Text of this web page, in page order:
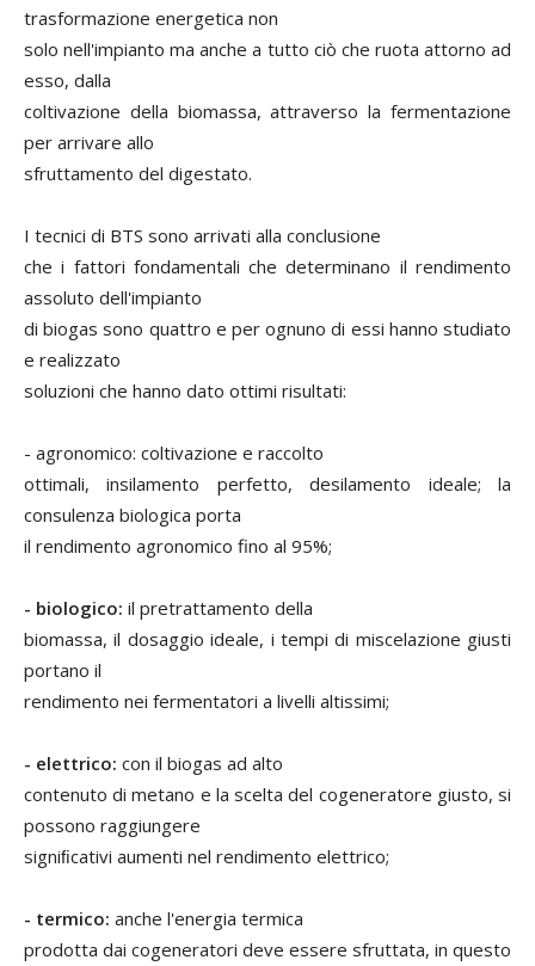
trasformazione energetica non
solo nell'impianto ma anche a tutto ciò che ruota attorno ad
esso, dalla
coltivazione della biomassa, attraverso la fermentazione
per arrivare allo
sfruttamento del digestato.
I tecnici di BTS sono arrivati alla conclusione
che i fattori fondamentali che determinano il rendimento
assoluto dell'impianto
di biogas sono quattro e per ognuno di essi hanno studiato
e realizzato
soluzioni che hanno dato ottimi risultati:
- agronomico: coltivazione e raccolto
ottimali, insilamento perfetto, desilamento ideale; la
consulenza biologica porta
il rendimento agronomico fino al 95%;
- biologico: il pretrattamento della
biomassa, il dosaggio ideale, i tempi di miscelazione giusti
portano il
rendimento nei fermentatori a livelli altissimi;
- elettrico: con il biogas ad alto
contenuto di metano e la scelta del cogeneratore giusto, si
possono raggiungere
signiﬁcativi aumenti nel rendimento elettrico;
- termico: anche l'energia termica
prodotta dai cogeneratori deve essere sfruttata, in questo